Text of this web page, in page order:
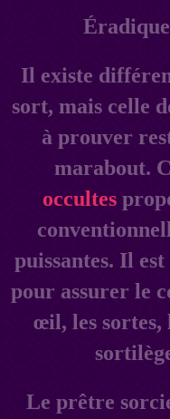
Il existe
sort, mais celle
à prouver
marabout.
occultes
puissantes. Il
pour assurer le
œil, les sortes,
Le prêtre